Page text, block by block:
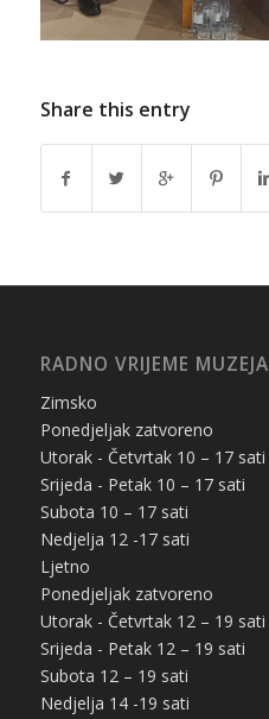
Share this entry
RADNO VRIJEME MUZEJA
Zimsko
Ponedjeljak zatvoreno
Utorak - Četvrtak 10 – 17 sati
Srijeda - Petak 10 – 17 sati
Subota 10 – 17 sati
Nedjelja 12 -17 sati
Ljetno
Ponedjeljak zatvoreno
Utorak - Četvrtak 12 – 19 sati
Srijeda - Petak 12 – 19 sati
Subota 12 – 19 sati
Nedjelja 14 -19 sati